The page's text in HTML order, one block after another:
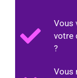
Vous
votre
?
Vous